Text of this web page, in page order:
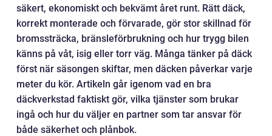
säkert, ekonomiskt och bekvämt året runt. Rätt däck,
korrekt monterade och förvarade, gör stor skillnad för
bromssträcka, bränsleförbrukning och hur trygg bilen
känns på våt, isig eller torr väg. Många tänker på däck
först när säsongen skiftar, men däcken påverkar varje
meter du kör. Artikeln går igenom vad en bra
däckverkstad faktiskt gör, vilka tjänster som brukar
ingå och hur du väljer en partner som tar ansvar för
både säkerhet och plånbok.